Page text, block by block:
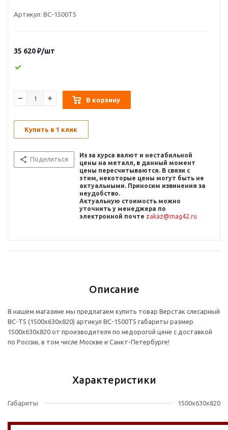
Артикул: ВС-1500Т5
35 620₽/шт
В корзину
Купить в 1 клик
Поделиться
Из за курса валют и нестабильной
цены на металл, в данный момент
цены пересчитываются. В связи с
этим, некоторые цены могут быть не
актуальными. Приносим извинения за
неудобство.
Актуальную стоимость можно
уточнить у менеджера по
электронной почте zakaz@mag42.ru
Описание
В нашем магазине мы предлагаем купить товар Верстак слесарный
ВС-Т5 (1500x630x820) артикул ВС-1500Т5 габариты размер
1500x630x820 от производителя по недорогой цене с доставкой
по России, в том числе Москве и Санкт-Петербурге!
Характеристики
Габариты 1500x630x820